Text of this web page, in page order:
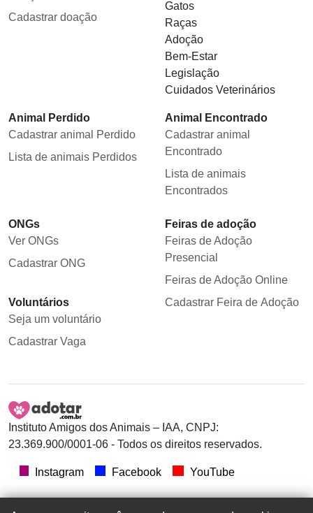
Cadastrar doação
Gatos
Raças
Adoção
Bem-Estar
Legislação
Cuidados Veterinários
Animal Perdido
Cadastrar animal Perdido
Lista de animais Perdidos
Animal Encontrado
Cadastrar animal
Encontrado
Lista de animais
Encontrados
ONGs
Ver ONGs
Cadastrar ONG
Voluntários
Seja um voluntário
Cadastrar Vaga
Feiras de adoção
Feiras de Adoção
Presencial
Feiras de Adoção Online
Cadastrar Feira de Adoção
Instituto Amigos dos Animais – IAA, CNPJ:
23.369.900/0001-06 - Todos os direitos reservados.
Instagram Facebook YouTube